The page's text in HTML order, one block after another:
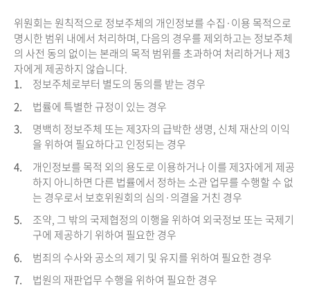
위원회는 원칙적으로 정보주체의 개인정보를 수집·이용 목적으로
명시한 범위 내에서 처리하며, 다음의 경우를 제외하고는 정보주체
의 사전 동의 없이는 본래의 목적 범위를 초과하여 처리하거나 제3
자에게 제공하지 않습니다.
1.
정보주체로부터 별도의 동의를 받는 경우
2.
법률에 특별한 규정이 있는 경우
3.
명백히 정보주체 또는 제3자의 급박한 생명, 신체 재산의 이익
을 위하여 필요하다고 인정되는 경우
4.
개인정보를 목적 외의 용도로 이용하거나 이를 제3자에게 제공
하지 아니하면 다른 법률에서 정하는 소관 업무를 수행할 수 없
는 경우로서 보호위원회의 심의·의결을 거친 경우
5.
조약, 그 밖의 국제협정의 이행을 위하여 외국정보 또는 국제기
구에 제공하기 위하여 필요한 경우
6.
범죄의 수사와 공소의 제기 및 유지를 위하여 필요한 경우
7.
법원의 재판업무 수행을 위하여 필요한 경우